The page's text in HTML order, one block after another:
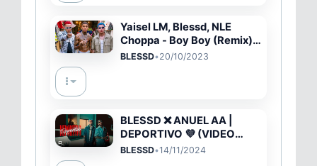
Yaisel LM, Blessd, NLE
Choppa - Boy Boy (Remix)
(Official Video)
BLESSD•20/10/2023
BLESSD ❌ ANUEL AA |
DEPORTIVO 💜 (VIDEO
OFICIAL)
BLESSD•14/11/2024